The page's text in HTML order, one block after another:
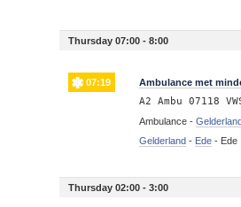
Thursday 07:00 - 8:00
07:19 Ambulance met
A2 Ambu 07118
Ambulance -
Gelderland - Ede - Ede
Thursday 02:00 - 3:00